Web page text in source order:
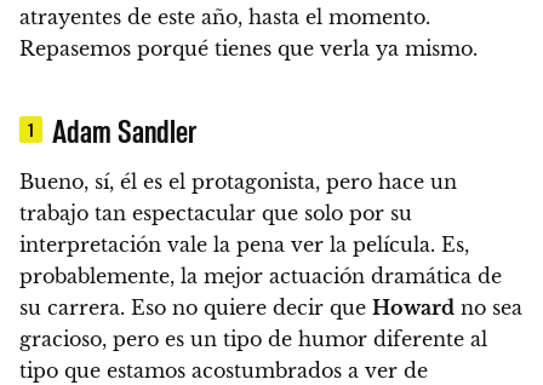
atrayentes de este año, hasta el momento.
Repasemos porqué tienes que verla ya mismo.
1 Adam Sandler
Bueno, sí, él es el protagonista, pero hace un
trabajo tan espectacular que solo por su
interpretación vale la pena ver la película. Es,
probablemente, la mejor actuación dramática de
su carrera. Eso no quiere decir que Howard no sea
gracioso, pero es un tipo de humor diferente al
tipo que estamos acostumbrados a ver de